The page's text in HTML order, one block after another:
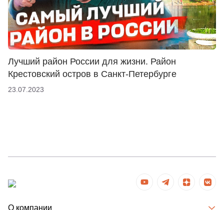
Лучший район России для жизни. Район
Крестовский остров в Санкт-Петербурге
23.07.2023
О компании